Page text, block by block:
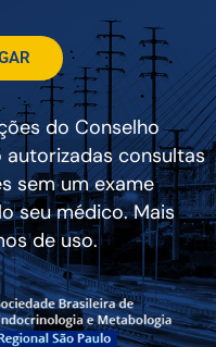
do Conselho
autorizadas consultas
sem um exame
seu médico. Mais
de uso.